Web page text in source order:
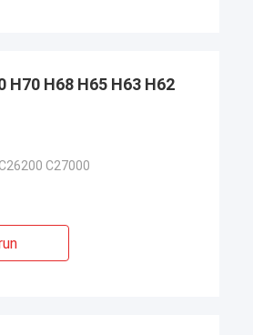
H70 H68 H65 H63 H62
C27000